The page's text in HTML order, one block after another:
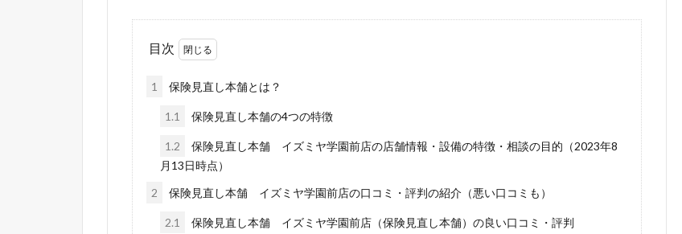
目次
1 保険見直し本舗とは？
1.1 保険見直し本舗の4つの特徴
1.2
保険見直し本舗 イズミヤ学園前店の店舗情報・設備の特徴・相談の目的（2023年8
月13日時点）
2
保険見直し本舗 イズミヤ学園前店の口コミ・評判の紹介（悪い口コミも）
2.1 保険見直し本舗 イズミヤ学園前店（保険見直し本舗）の良い口コミ・評判